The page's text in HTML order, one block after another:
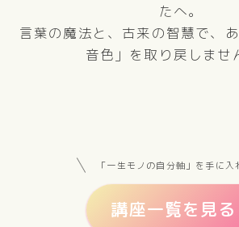
たへ。
言葉の魔法と、古来の智慧で、
音色」を取り戻しませ
「一生モノの自分軸」を手に入
講座一覧を見る